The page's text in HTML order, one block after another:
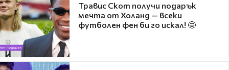
Травис Скот получи подарък
мечта от Холанд — всеки
футболен фен би го искал! 🤩